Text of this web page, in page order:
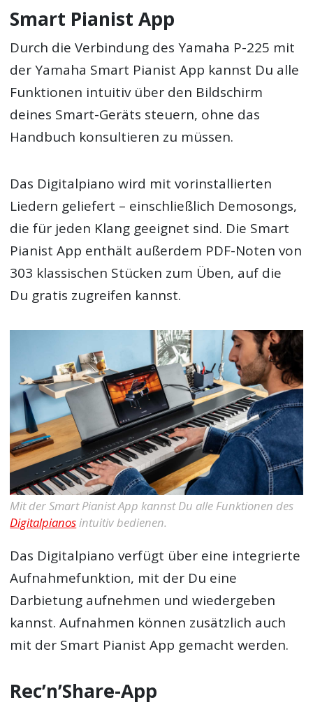
Smart Pianist App
Durch die Verbindung des Yamaha P-225 mit
der Yamaha Smart Pianist App kannst Du alle
Funktionen intuitiv über den Bildschirm
deines Smart-Geräts steuern, ohne das
Handbuch konsultieren zu müssen.
Das Digitalpiano wird mit vorinstallierten
Liedern geliefert – einschließlich Demosongs,
die für jeden Klang geeignet sind. Die Smart
Pianist App enthält außerdem PDF-Noten von
303 klassischen Stücken zum Üben, auf die
Du gratis zugreifen kannst.
Mit der Smart Pianist App kannst Du alle Funktionen des
Digitalpianosintuitiv bedienen.
Das Digitalpiano verfügt über eine integrierte
Aufnahmefunktion, mit der Du eine
Darbietung aufnehmen und wiedergeben
kannst. Aufnahmen können zusätzlich auch
mit der Smart Pianist App gemacht werden.
Rec’n’Share-App